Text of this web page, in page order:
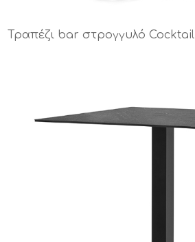
Τραπέζι bar στρογγυλό Cocktail